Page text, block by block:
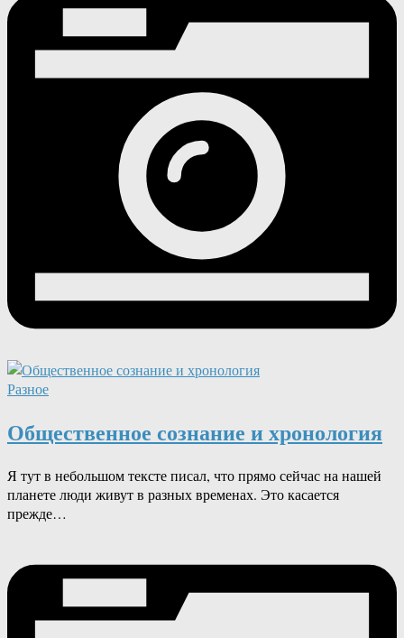
Разное
Общественное сознание и хронология
Я тут в небольшом тексте писал, что прямо сейчас на нашей
планете люди живут в разных временах. Это касается
прежде…